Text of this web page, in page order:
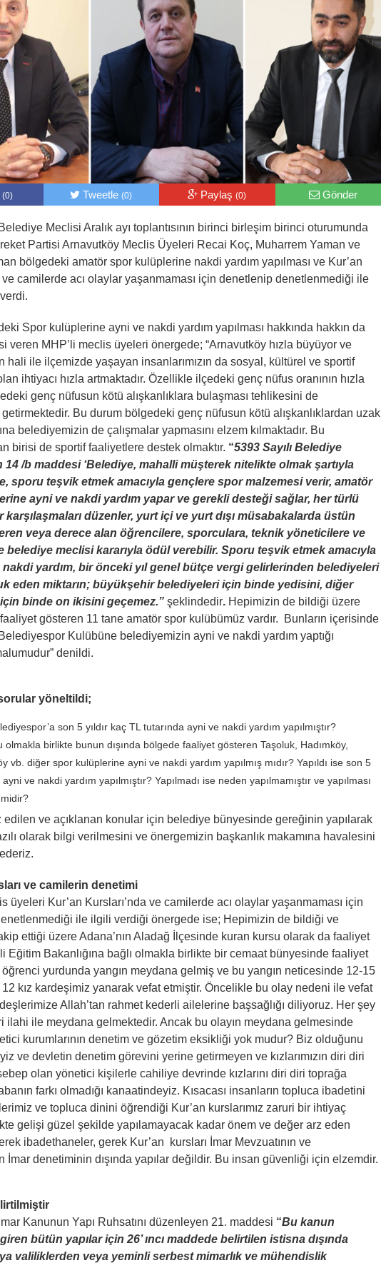
(0) Tweetle(0) Paylaş(0) Gönder
Meclisi Aralık ayı toplantısının birinci birleşim birinci oturumunda
Partisi Arnavutköy Meclis Üyeleri Recai Koç, Muharrem Yaman ve
bölgedeki amatör spor kulüplerine nakdi yardım yapılması ve Kur’an
ve camilerde acı olaylar yaşanmaması için denetlenip denetlenmediği ile
Spor kulüplerine ayni ve nakdi yardım yapılması hakkında hakkın da
veren MHP’li meclis üyeleri önergede; “Arnavutköy hızla büyüyor ve
hali ile ilçemizde yaşayan insanlarımızın da sosyal, kültürel ve sportif
ihtiyacı hızla artmaktadır. Özellikle ilçedeki genç nüfus oranının hızla
genç nüfusun kötü alışkanlıklara bulaşması tehlikesini de
Bu durum bölgedeki genç nüfusun kötü alışkanlıklardan uzak
belediyemizin de çalışmalar yapmasını elzem kılmaktadır. Bu
birisi de sportif faaliyetlere destek olmaktır. “5393 Sayılı Belediye
/b maddesi ‘Belediye, mahalli müşterek nitelikte olmak şartıyla
sporu teşvik etmek amacıyla gençlere spor malzemesi verir, amatör
ayni ve nakdi yardım yapar ve gerekli desteği sağlar, her türlü
karşılaşmaları düzenler, yurt içi ve yurt dışı müsabakalarda üstün
veya derece alan öğrencilere, sporculara, teknik yöneticilere ve
belediye meclisi kararıyla ödül verebilir. Sporu teşvik etmek amacıyla
nakdi yardım, bir önceki yıl genel bütçe vergi gelirlerinden belediyeleri
eden miktarın; büyükşehir belediyeleri için binde yedisini, diğer
binde on ikisini geçemez.” şeklindedir. Hepimizin de bildiği üzere
gösteren 11 tane amatör spor kulübümüz vardır. Bunların içerisinde
Kulübüne belediyemizin ayni ve nakdi yardım yaptığı
denildi.
yöneltildi;
son 5 yıldır kaç TL tutarında ayni ve nakdi yardım yapılmıştır?
olmakla birlikte bunun dışında bölgede faaliyet gösteren Taşoluk, Hadımköy,
vb. diğer spor kulüplerine ayni ve nakdi yardım yapılmış mıdır? Yapıldı ise son 5
ayni ve nakdi yardım yapılmıştır? Yapılmadı ise neden yapılmamıştır ve yapılması
edilen ve açıklanan konular için belediye bünyesinde gereğinin yapılarak
olarak bilgi verilmesini ve önergemizin başkanlık makamına havalesini
ve camilerin denetimi
üyeleri Kur’an Kursları’nda ve camilerde acı olaylar yaşanmaması için
ile ilgili verdiği önergede ise; Hepimizin de bildiği ve
ettiği üzere Adana’nın Aladağ İlçesinde kuran kursu olarak da faaliyet
Eğitim Bakanlığına bağlı olmakla birlikte bir cemaat bünyesinde faaliyet
öğrenci yurdunda yangın meydana gelmiş ve bu yangın neticesinde 12-15
12 kız kardeşimiz yanarak vefat etmiştir. Öncelikle bu olay nedeni ile vefat
Allah’tan rahmet kederli ailelerine başsağlığı diliyoruz. Her şey
ilahi ile meydana gelmektedir. Ancak bu olayın meydana gelmesinde
kurumlarının denetim ve gözetim eksikliği yok mudur? Biz olduğunu
ve devletin denetim görevini yerine getirmeyen ve kızlarımızın diri diri
olan yönetici kişilerle cahiliye devrinde kızlarını diri diri toprağa
farkı olmadığı kanaatindeyiz. Kısacası insanların topluca ibadetini
ve topluca dinini öğrendiği Kur’an kurslarımız zaruri bir ihtiyaç
gelişi güzel şekilde yapılamayacak kadar önem ve değer arz eden
ibadethaneler, gerek Kur’an kursları İmar Mevzuatının ve
İmar denetiminin dışında yapılar değildir. Bu insan güvenliği için elzemdir.
Kanunun Yapı Ruhsatını düzenleyen 21. maddesi “Bu kanun
bütün yapılar için 26’ ıncı maddede belirtilen istisna dışında
valiliklerden veya yeminli serbest mimarlık ve mühendislik